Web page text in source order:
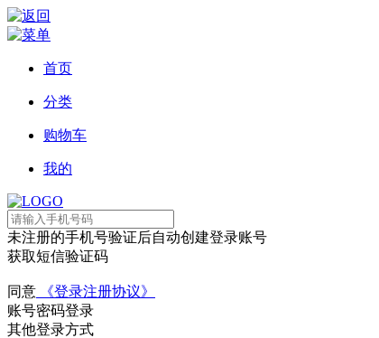
首页
分类
购物车
我的
未注册的手机号验证后自动创建登录账号
获取短信验证码
同意 《登录注册协议》
账号密码登录
其他登录方式